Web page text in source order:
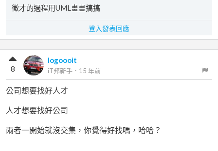
徵才的過程用UML畫畫搞搞
登入發表回應
logoooit
iT邦新手 ． 15 年前
8
公司想要找好人才
人才想要找好公司
兩者一開始就沒交集，你覺得好找嗎，哈哈？